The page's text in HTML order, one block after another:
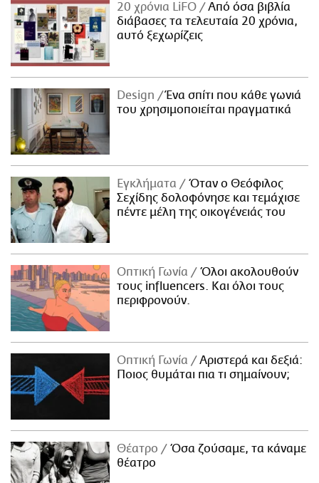
20 χρόνια LiFO
Από όσα βιβλία
διάβασες τα τελευταία 20 χρόνια,
αυτό ξεχωρίζεις
Design
Ένα σπίτι που κάθε γωνιά
του χρησιμοποιείται πραγματικά
Εγκλήματα
Όταν ο Θεόφιλος
Σεχίδης δολοφόνησε και τεμάχισε
πέντε μέλη της οικογένειάς του
Οπτική Γωνία
Όλοι ακολουθούν
τους influencers. Και όλοι τους
περιφρονούν.
Οπτική Γωνία
Αριστερά και δεξιά:
Ποιος θυμάται πια τι σημαίνουν;
Θέατρο
Όσα ζούσαμε, τα κάναμε
θέατρο